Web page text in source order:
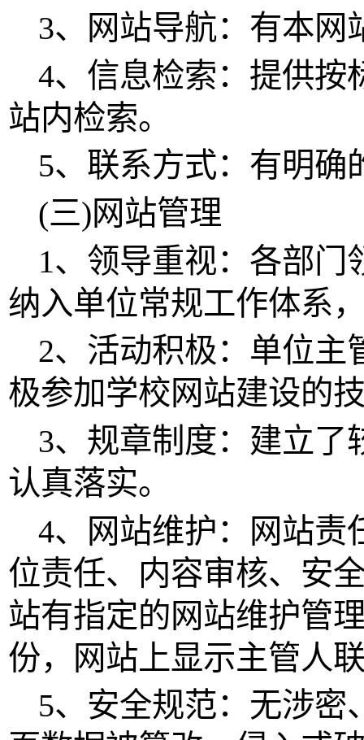
3、网站导航：有本网
4、信息检索：提供按
站内检索。
5、联系方式：有明确
(三)网站管理
1、领导重视：各部
纳入单位常规工作体系
2、活动积极：单位主
极参加学校网站建设的
3、规章制度：建立了
认真落实。
4、网站维护：网站责
位责任、内容审核、安
站有指定的网站维护管
份，网站上显示主管人
5、安全规范：无涉密